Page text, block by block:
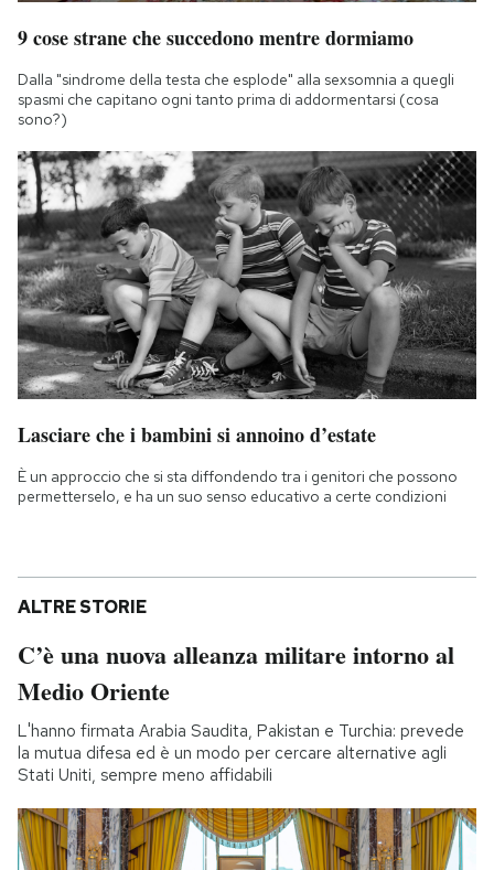
9 cose strane che succedono mentre dormiamo
Dalla "sindrome della testa che esplode" alla sexsomnia a quegli
spasmi che capitano ogni tanto prima di addormentarsi (cosa
sono?)
Lasciare che i bambini si annoino d’estate
È un approccio che si sta diffondendo tra i genitori che possono
permetterselo, e ha un suo senso educativo a certe condizioni
ALTRE STORIE
C’è una nuova alleanza militare intorno al
Medio Oriente
L'hanno firmata Arabia Saudita, Pakistan e Turchia: prevede
la mutua difesa ed è un modo per cercare alternative agli
Stati Uniti, sempre meno affidabili